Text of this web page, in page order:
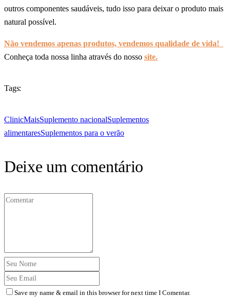
outros componentes saudáveis, tudo isso para deixar o produto mais
natural possível.
Não vendemos apenas produtos, vendemos qualidade de vida!
Conheça toda nossa linha através do nosso site.
Tags:
ClinicMaisSuplemento nacionalSuplementos
alimentaresSuplementos para o verão
Deixe um comentário
Save my name & email in this browser for next time I Comentar.